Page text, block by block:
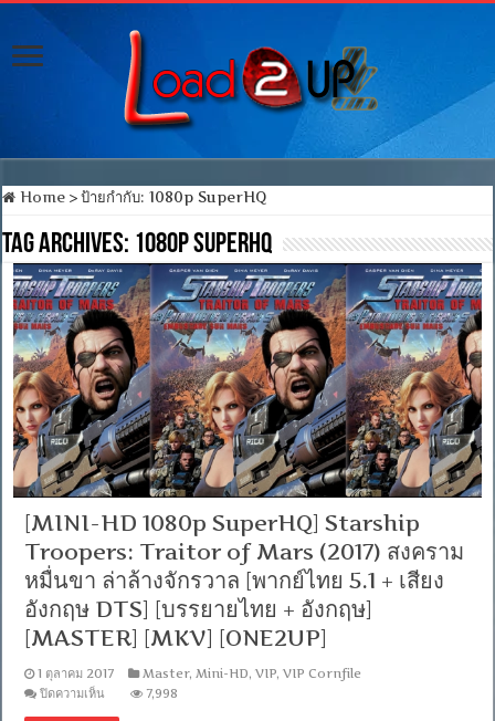
Home > ป้ายกำกับ:1080p SuperHQ
Tag Archives: 1080p SuperHQ
[MINI-HD 1080p SuperHQ] Starship
Troopers: Traitor of Mars (2017) สงคราม
หมื่นขา ล่าล้างจักรวาล [พากย์ไทย 5.1 + เสียง
อังกฤษ DTS] [บรรยายไทย + อังกฤษ]
[MASTER] [MKV] [ONE2UP]
1 ตุลาคม 2017 Master, Mini-HD,VIP,VIP Cornfile
ปิดความเห็น
7,998